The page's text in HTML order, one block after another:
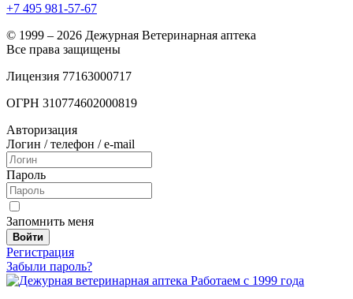
+7 495 981-57-67
© 1999 – 2026 Дежурная Ветеринарная аптека
Все права защищены
Лицензия 77163000717
ОГРН 310774602000819
Авторизация
Логин / телефон / e-mail
Пароль
Запомнить меня
Войти
Регистрация
Забыли пароль?
Работаем с 1999 года